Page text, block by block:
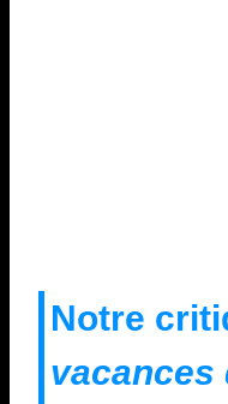
Notre
vacances